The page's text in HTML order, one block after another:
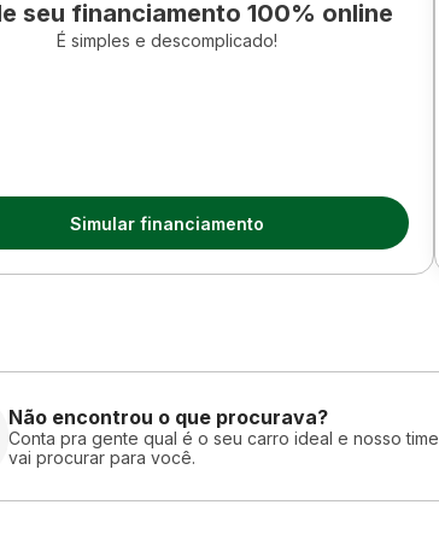
seu financiamento 100% online
É simples e descomplicado!
Simular financiamento
Não encontrou o que procurava?
Conta pra gente qual é o seu carro ideal e nosso time
vai procurar para você.